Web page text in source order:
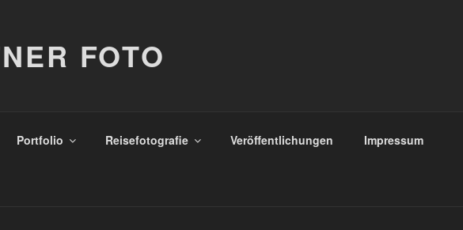
FOTO
Portfolio Reisefotografie Veröffentlichungen Impressum